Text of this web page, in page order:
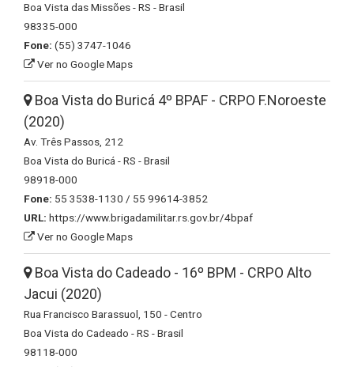
Boa Vista das Missões - RS - Brasil
98335-000
Fone: (55) 3747-1046
Ver no Google Maps
Boa Vista do Buricá 4º BPAF - CRPO F.Noroeste
(2020)
Av. Três Passos, 212
Boa Vista do Buricá - RS - Brasil
98918-000
Fone: 55 3538-1130 / 55 99614-3852
URL: https://www.brigadamilitar.rs.gov.br/4bpaf
Ver no Google Maps
Boa Vista do Cadeado - 16º BPM - CRPO Alto
Jacui (2020)
Rua Francisco Barassuol, 150 - Centro
Boa Vista do Cadeado - RS - Brasil
98118-000